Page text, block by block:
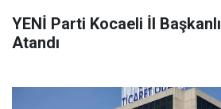
YENİ Parti Kocaeli İl
Atandı